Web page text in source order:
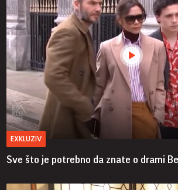
EXKLUZIV
Sve što je potrebno da znate o drami